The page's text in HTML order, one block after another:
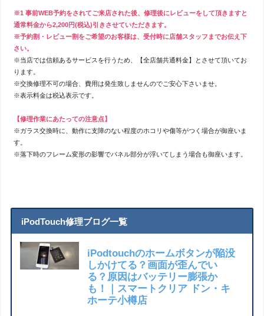
※1 事前WEB予約をされてご来店された後、修理後にレビューをして頂きますと
通常料金から2,200円(税込)引きさせていただきます。
※予約割・レビュー割をご希望のお客様は、受付時に店舗スタッフまでお伝え下
さい。
※当店では信頼あるサービスを行うため、【全店舗共通料金】とさせて頂いてお
ります。
※交換修理不可の場合、費用は発生致しませんのでご安心下さいませ。
※表示料金は税込表示です。
【修理作業にあたっての注意点】
※ガラス交換時に、動作に支障のない程度のホコリや傷等がつく場合が御座いま
す。
※落下時のフレーム変形の影響でパネル部分が浮いてしまう場合も御座います。
iPodTouch修理ブログ一覧
iPodtouchのホームボタンが陥没
しかけてる？画面が歪んでい
る？原因はバッテリー膨張か
も！｜スマートクリア ドン・キ
ホーテ小樽店